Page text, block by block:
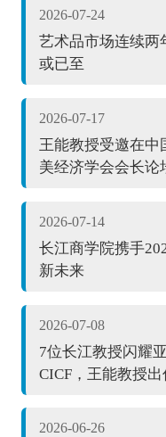
2026-07-24
艺术品市场连续两
或已至
2026-07-17
王能教授受邀在中
美经济学会会长论
2026-07-14
长江商学院携手
新未来
2026-07-08
7位长江教授闪耀
CICF，王能教授
2026-06-26